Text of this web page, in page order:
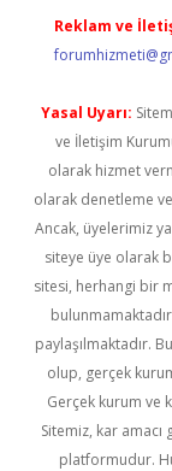
Reklam ve
Yasal Uyarı:
ve İletişim
olarak hizmet
olarak denetleme
Ancak, üyelerimiz
siteye üye olarak
sitesi, herhangi bir
paylaşılmaktadır.
olup, gerçek
Gerçek kurum ve
Sitemiz, kar
platformudur.